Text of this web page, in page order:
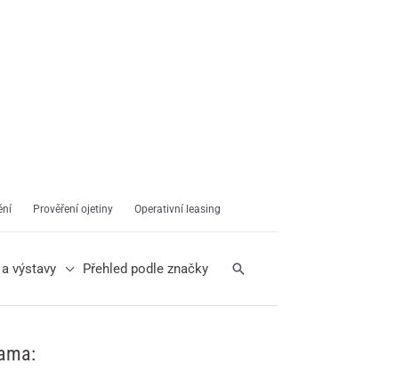
Prověření ojetiny Operativní leasing
výstavy Přehled podle značky Hledat